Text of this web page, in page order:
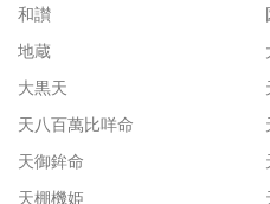
和讃
地蔵
大黒天
天八百萬比咩命
天御鉾命
天棚機姫